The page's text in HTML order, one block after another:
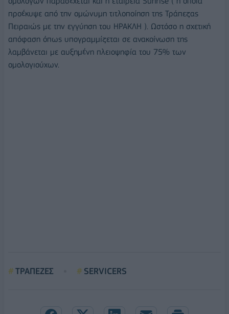
προέκυψε από την ομώνυμη τιτλοποίηση της Τράπεζας
Πειραιώς με την εγγύηση του ΗΡΑΚΛΗ ). Ωστόσο η σχετική
απόφαση όπως υπογραμμίζεται σε ανακοίνωση της
λαμβάνεται με αυξημένη πλειοψηφία του 75% των
ομολογιούχων.
ΤΡΑΠΕΖΕΣ SERVICERS